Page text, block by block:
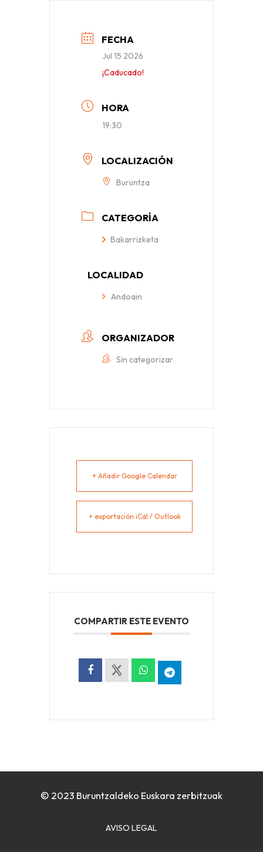
FECHA
Jul 15 2026
¡Caducado!
HORA
19:30
LOCALIZACIÓN
Buruntza
CATEGORÍA
Bakarrizketa
LOCALIDAD
Andoain
ORGANIZADOR
Sin categorizar
+ Añadir Google Calendar
+ exportación iCal / Outlook
COMPARTIR ESTE EVENTO
© 2023 Buruntzaldeko Euskara zerbitzuak
AVISO LEGAL